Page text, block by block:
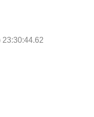
23:30:44.62